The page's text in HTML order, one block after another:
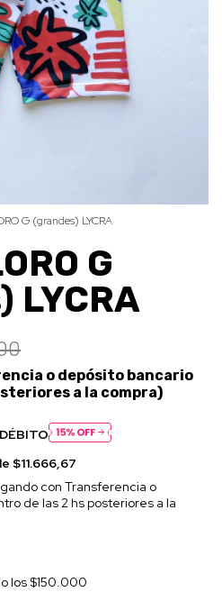
G (grandes) LYCRA
G
LYCRA
o depósito bancario
a la compra)
DÉBITO
$11.666,67
con Transferencia o
de las 2 hs posteriores a la
los $150.000